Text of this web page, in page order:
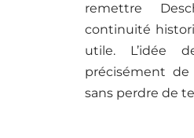
remettre
continuité
utile. L’idée
précisément
sans perdre de